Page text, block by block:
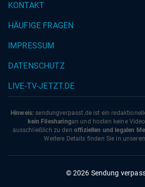
KONTAKT
HÄUFIGE FRAGEN
IMPRESSUM
DATENSCHUTZ
LIVE-TV-JETZT.DE
Hinweis: sendungverpasst.de ist ein
kein Filesharingan und hosten keine
ausschließlich zu den offiziellen und legalen
Weitere Details finden Sie in
© 2026 Sendung